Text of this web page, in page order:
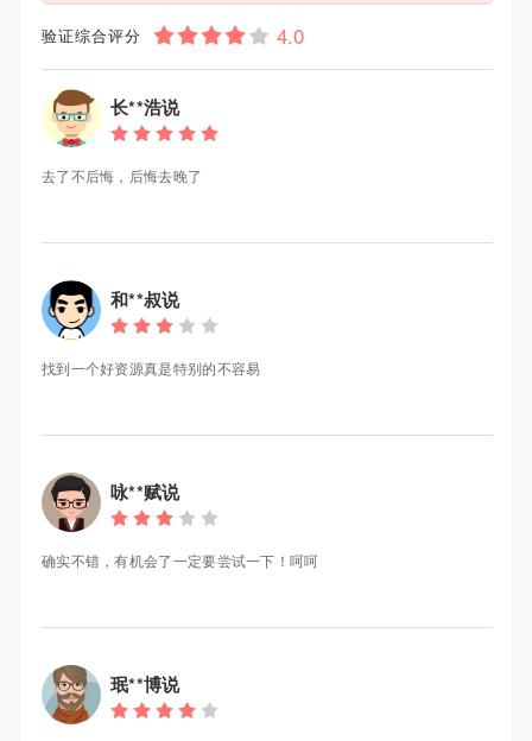
验证综合评分
长**浩说
去了不后悔，后悔去晚了
和**叔说
找到一个好资源真是特别的不容易
咏**赋说
确实不错，有机会了一定要尝试一下！呵呵
珉**博说